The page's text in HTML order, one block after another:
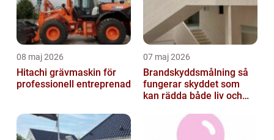
08 maj 2026
Hitachi grävmaskin för
professionell entreprenad
07 maj 2026
Brandskyddsmålning så
fungerar skyddet som
kan rädda både liv och